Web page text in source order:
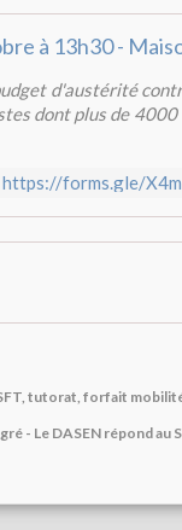
d'austérité
dont plus de
https://forms.gle/
tutorat, forfait
- Le DASEN répond au